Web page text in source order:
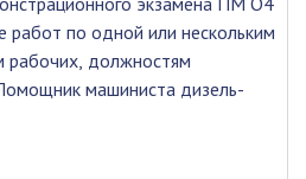
работ по одной или нескольким
рабочих, должностям
машиниста дизель-